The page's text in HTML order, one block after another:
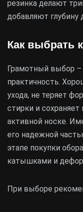
резинка делают
добавляют глубину
Как выбрать
Грамотный выбор
практичность.
ухода, не теряет
стирки и
активной носке.
его надежной
этапе покупки
катышками и
При выборе